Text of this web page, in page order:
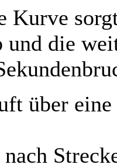
Kurve
und die
über